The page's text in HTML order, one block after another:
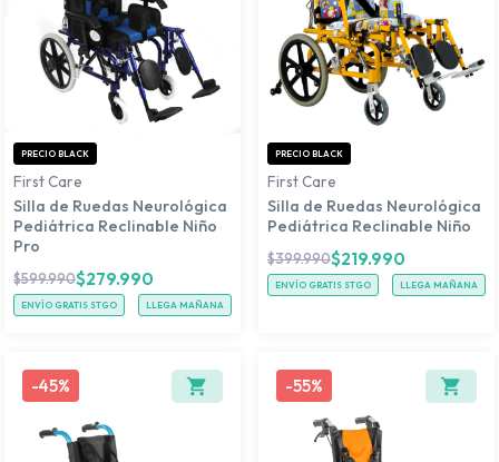
PRECIO BLACK
First Care
Silla de Ruedas Neurológica
Pediátrica Reclinable Niño
Pro
$599.990$279.990
ENVÍO GRATIS STGO LLEGA MAÑANA
PRECIO BLACK
First Care
Silla de Ruedas Neurológica
Pediátrica Reclinable Niño
$399.990$219.990
ENVÍO GRATIS STGO LLEGA MAÑANA
-45% -55%